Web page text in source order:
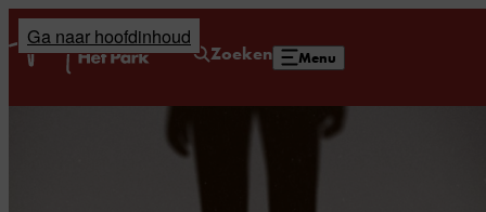
Ga naar hoofdinhoud
Zoeken Menu
Home